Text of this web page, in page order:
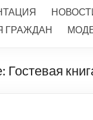
ГРАЖДАН
Гостевая